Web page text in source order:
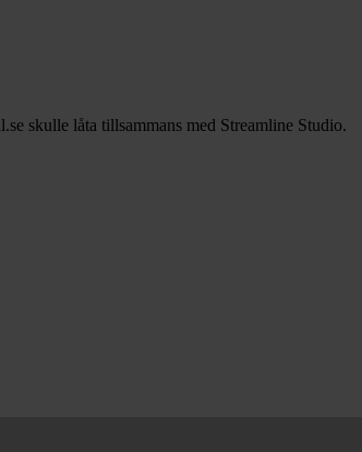
skulle låta tillsammans med Streamline Studio.